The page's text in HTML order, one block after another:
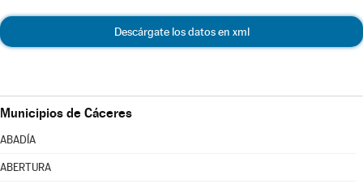
Descárgate los datos en xml
Municipios de Cáceres
ABADÍA
ABERTURA